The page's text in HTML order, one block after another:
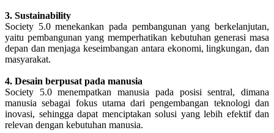
3. Sustainability
Society 5.0 menekankan pada pembangunan yang berkelanjutan,
yaitu pembangunan yang memperhatikan kebutuhan generasi masa
depan dan menjaga keseimbangan antara ekonomi, lingkungan, dan
masyarakat.
4. Desain berpusat pada manusia
Society 5.0 menempatkan manusia pada posisi sentral, dimana
manusia sebagai fokus utama dari pengembangan teknologi dan
inovasi, sehingga dapat menciptakan solusi yang lebih efektif dan
relevan dengan kebutuhan manusia.